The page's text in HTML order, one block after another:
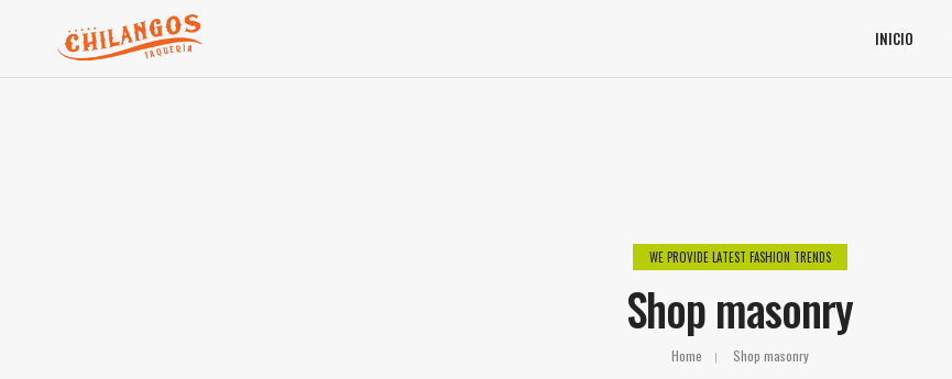
INICIO
WE PROVIDE LATEST FASHION TRENDS
Shop masonry
Home Shop masonry